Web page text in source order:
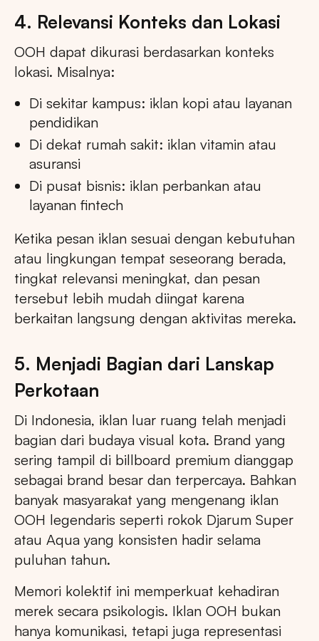
4. Relevansi Konteks dan Lokasi
OOH dapat dikurasi berdasarkan konteks
lokasi. Misalnya:
Di sekitar kampus: iklan kopi atau layanan
pendidikan
Di dekat rumah sakit: iklan vitamin atau
asuransi
Di pusat bisnis: iklan perbankan atau
layanan fintech
Ketika pesan iklan sesuai dengan kebutuhan
atau lingkungan tempat seseorang berada,
tingkat relevansi meningkat, dan pesan
tersebut lebih mudah diingat karena
berkaitan langsung dengan aktivitas mereka.
5. Menjadi Bagian dari Lanskap
Perkotaan
Di Indonesia, iklan luar ruang telah menjadi
bagian dari budaya visual kota. Brand yang
sering tampil di billboard premium dianggap
sebagai brand besar dan terpercaya. Bahkan
banyak masyarakat yang mengenang iklan
OOH legendaris seperti rokok Djarum Super
atau Aqua yang konsisten hadir selama
puluhan tahun.
Memori kolektif ini memperkuat kehadiran
merek secara psikologis. Iklan OOH bukan
hanya komunikasi, tetapi juga representasi